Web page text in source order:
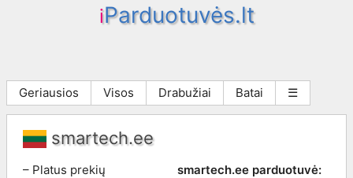
iParduotuvės.lt
Geriausios Visos Drabužiai Batai ☰
smartech.ee
smartech.ee parduotuvė:
– Platus prekių